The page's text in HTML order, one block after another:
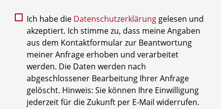
Ich habe die Datenschutzerklärung gelesen und
akzeptiert. Ich stimme zu, dass meine Angaben
aus dem Kontaktformular zur Beantwortung
meiner Anfrage erhoben und verarbeitet
werden. Die Daten werden nach
abgeschlossener Bearbeitung Ihrer Anfrage
gelöscht. Hinweis: Sie können Ihre Einwilligung
jederzeit für die Zukunft per E-Mail widerrufen.